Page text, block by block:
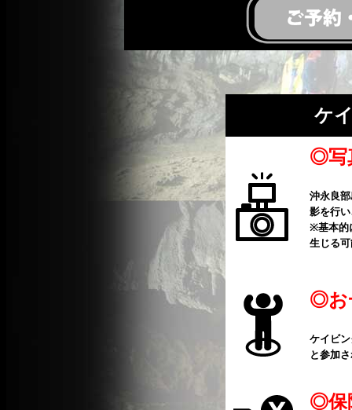
ケ
◎写
沖永良
影を行
※基本的
生じる
◎お
ケイビ
と参加
◎保